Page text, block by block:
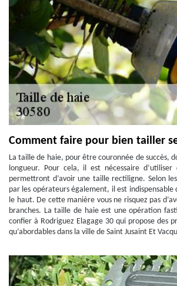
Comment faire pour bien tailler
La taille de haie, pour être couronnée de succès,
longueur. Pour cela, il est nécessaire d’utiliser
permettront d’avoir une taille rectiligne. Selon
par les opérateurs également, il est indispensable
le haut. De cette manière vous ne risquez pas
branches. La taille de haie est une opération
confier à Rodriguez Elagage 30 qui propose des
qu’abordables dans la ville de Saint Jusaint Et